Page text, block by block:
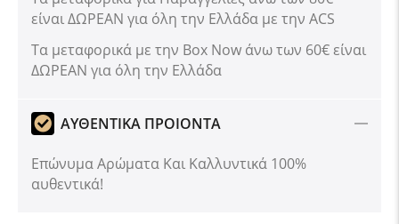
είναι ΔΩΡΕΑΝ για όλη την Ελλάδα με την ACS
Tα μεταφορικά με την Box Now άνω των 60€ είναι
ΔΩΡΕΑΝ για όλη την Ελλάδα
ΑΥΘΕΝΤΙΚΑ ΠΡΟΙΟΝΤΑ
Επώνυμα Αρώματα Και Καλλυντικά 100%
αυθεντικά!